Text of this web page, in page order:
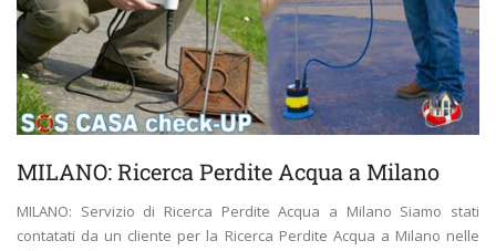
MILANO: Ricerca Perdite Acqua a Milano
MILANO: Servizio di Ricerca Perdite Acqua a Milano Siamo stati
contatati da un cliente per la Ricerca Perdite Acqua a Milano nelle